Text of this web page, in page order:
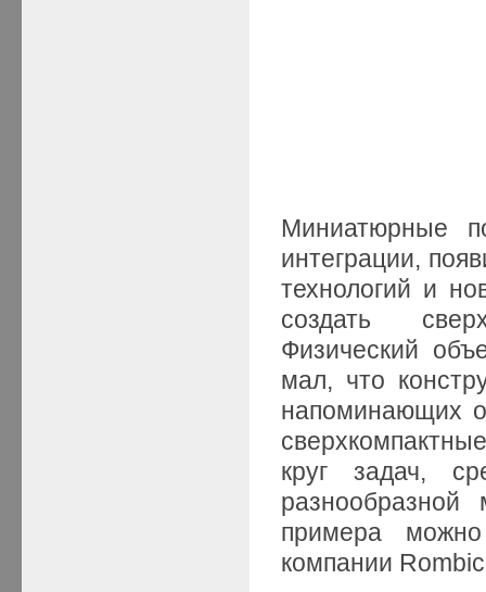
Миниатюрные
интеграции,
технологий и
создать
Физический
мал, что
напоминающих
круг задач,
примера
компании